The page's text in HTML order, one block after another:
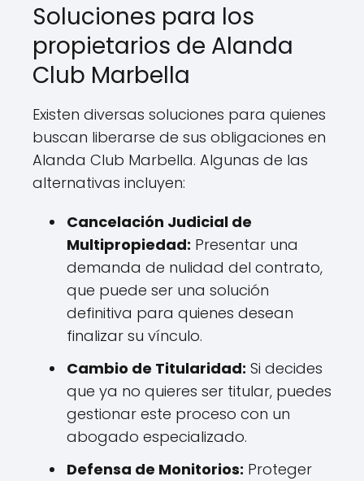
Soluciones para los
propietarios de Alanda
Club Marbella
Existen diversas soluciones para quienes
buscan liberarse de sus obligaciones en
Alanda Club Marbella. Algunas de las
alternativas incluyen:
Cancelación Judicial de
Multipropiedad: Presentar una
demanda de nulidad del contrato,
que puede ser una solución
definitiva para quienes desean
finalizar su vínculo.
Cambio de Titularidad: Si decides
que ya no quieres ser titular, puedes
gestionar este proceso con un
abogado especializado.
Defensa de Monitorios: Proteger